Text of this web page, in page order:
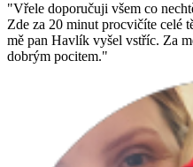
"Vřele doporučuji všem co
Zde za 20 minut procvičíte celé
mě pan Havlík vyšel vstříc. Za
dobrým pocitem."